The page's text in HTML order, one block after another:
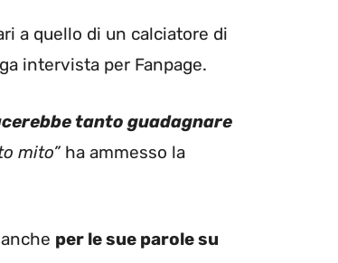
a quello di un calciatore di
intervista per Fanpage.
tanto guadagnare
mito”ha ammesso la
per le sue parole su